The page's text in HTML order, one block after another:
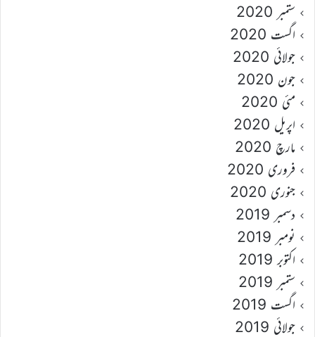
ستمبر 2020
اگست 2020
جولائی 2020
جون 2020
مئی 2020
اپریل 2020
مارچ 2020
فروری 2020
جنوری 2020
دسمبر 2019
نومبر 2019
اکتوبر 2019
ستمبر 2019
اگست 2019
جولائی 2019